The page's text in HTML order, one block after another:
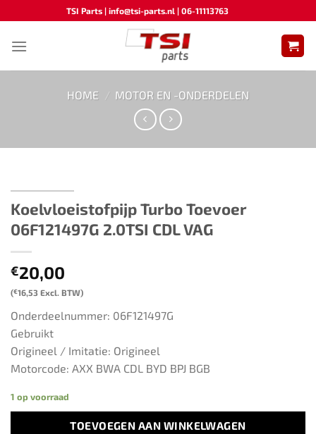
naar
inhoud
TSI Parts | info@tsi-parts.nl | 06-11113763
HOME / MOTOR EN -ONDERDELEN
Koelvloeistofpijp Turbo Toevoer
06F121497G 2.0TSI CDL VAG
€20,00
(€16,53 Excl. BTW)
Onderdeelnummer: 06F121497G
Gebruikt
Origineel / Imitatie: Origineel
Motorcode: AXX BWA CDL BYD BPJ BGB
1 op voorraad
TOEVOEGEN AAN WINKELWAGEN